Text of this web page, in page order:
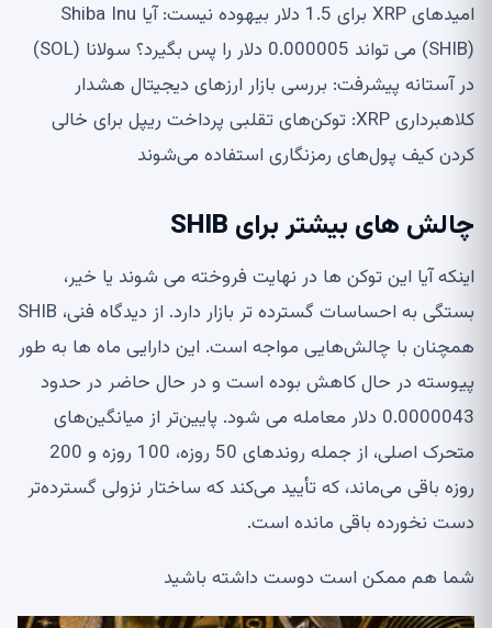
امیدهای XRP برای 1.5 دلار بیهوده نیست: آیا Shiba Inu
(SHIB) می تواند 0.000005 دلار را پس بگیرد؟ سولانا (SOL)
در آستانه پیشرفت: بررسی بازار ارزهای دیجیتال هشدار
کلاهبرداری XRP: توکن‌های تقلبی پرداخت ریپل برای خالی
کردن کیف پول‌های رمزنگاری استفاده می‌شوند
چالش های بیشتر برای SHIB
اینکه آیا این توکن ها در نهایت فروخته می شوند یا خیر،
بستگی به احساسات گسترده تر بازار دارد. از دیدگاه فنی، SHIB
همچنان با چالش‌هایی مواجه است. این دارایی ماه ها به طور
پیوسته در حال کاهش بوده است و در حال حاضر در حدود
0.0000043 دلار معامله می شود. پایین‌تر از میانگین‌های
متحرک اصلی، از جمله روندهای 50 روزه، 100 روزه و 200
روزه باقی می‌ماند، که تأیید می‌کند که ساختار نزولی گسترده‌تر
دست نخورده باقی مانده است.
شما هم ممکن است دوست داشته باشید